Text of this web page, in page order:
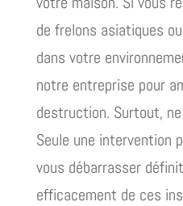
de frelons asiatiques
dans votre
notre entreprise pour
destruction. Surtout,
Seule une intervention
vous débarrasser
efficacement de ces